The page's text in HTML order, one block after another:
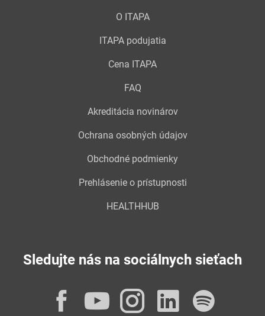
O ITAPA
ITAPA podujatia
Cena ITAPA
FAQ
Akreditácia novinárov
Ochrana osobných údajov
Obchodné podmienky
Prehlásenie o prístupnosti
HEALTHHUB
Sledujte nás na sociálnych sieťach
Facebook
YouTube
Instagram